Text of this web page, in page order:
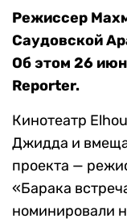
Режиссер
Саудовской
Об этом 26
Reporter.
Кинотеатр
Джидда и
проекта —
«Барака
номинировали